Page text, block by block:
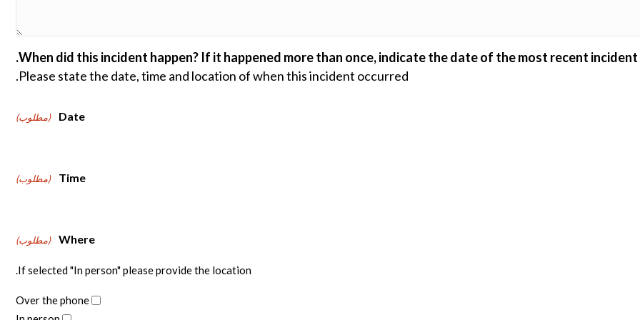
When did this incident happen? If it happened more than once, indicate the date of the most recent incident.
Please state the date, time and location of when this incident occurred.
Date (مطلوب)
Time (مطلوب)
Where (مطلوب)
If selected "In person" please provide the location.
Over the phone